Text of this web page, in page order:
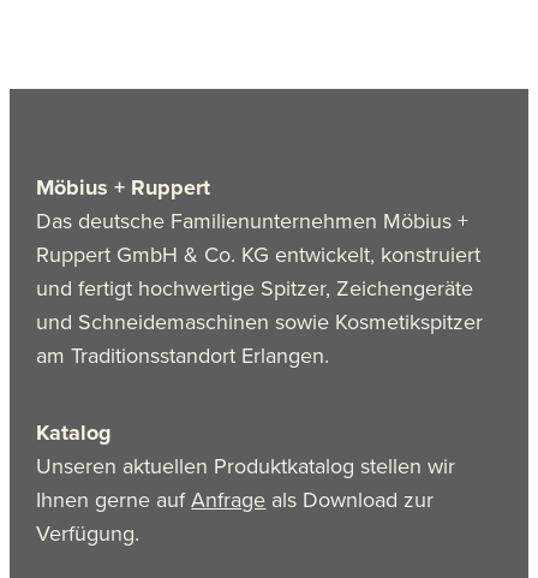
Möbius + Ruppert
Das deutsche Familienunternehmen Möbius +
Ruppert GmbH & Co. KG entwickelt, konstruiert
und fertigt hochwertige Spitzer, Zeichengeräte
und Schneidemaschinen sowie Kosmetikspitzer
am Traditionsstandort Erlangen.
Katalog
Unseren aktuellen Produktkatalog stellen wir
Ihnen gerne aufAnfrage als Download zur
Verfügung.